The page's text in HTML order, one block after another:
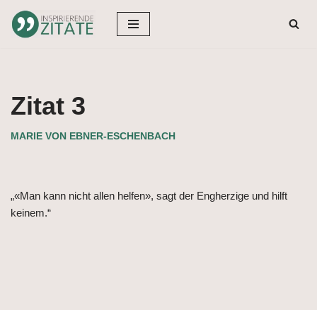
Zum
Zitat 3
MARIE VON EBNER-ESCHENBACH
„«Man kann nicht allen helfen», sagt der Engherzige und hilft
keinem.“